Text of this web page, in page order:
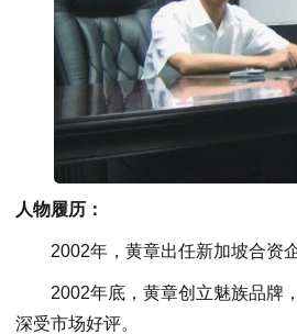
人物履历：
2002年，黄章出任新加坡合资企
2002年底，黄章创立魅族品牌
深受市场好评。